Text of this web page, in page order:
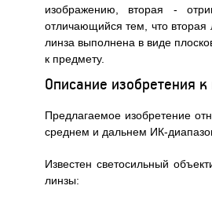
изображению, вторая -
отличающийся тем, что вторая
линза выполнена в виде
к предмету.
Описание изобретения к
Предлагаемое изобретение
среднем и дальнем ИК-
Известен светосильный
линзы: